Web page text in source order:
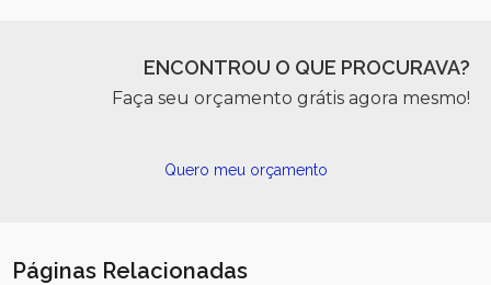
ENCONTROU O QUE PROCURAVA?
Faça seu orçamento grátis agora mesmo!
Quero meu orçamento
Páginas Relacionadas